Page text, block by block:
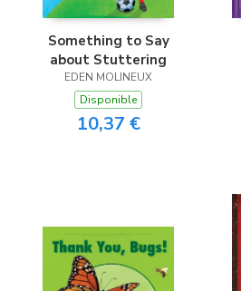
Something to Say
about Stuttering
EDEN MOLINEUX
Disponible
10,37 €